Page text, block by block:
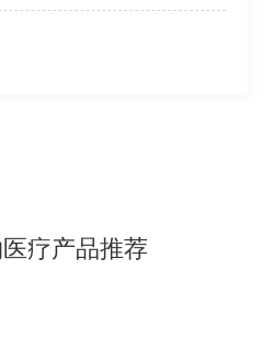
疗产品推荐